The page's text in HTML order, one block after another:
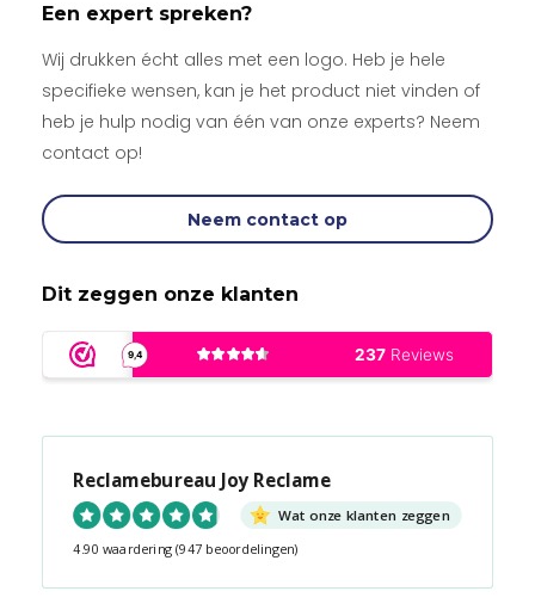
Een expert spreken?
Wij drukken écht alles met een logo. Heb je hele
specifieke wensen, kan je het product niet vinden of
heb je hulp nodig van één van onze experts? Neem
contact op!
Neem contact op
Dit zeggen onze klanten
Reclamebureau Joy Reclame
Wat onze klanten zeggen
4.90 waardering (947 beoordelingen)